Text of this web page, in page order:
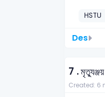
HSTU
Des
7 .
Created: 6